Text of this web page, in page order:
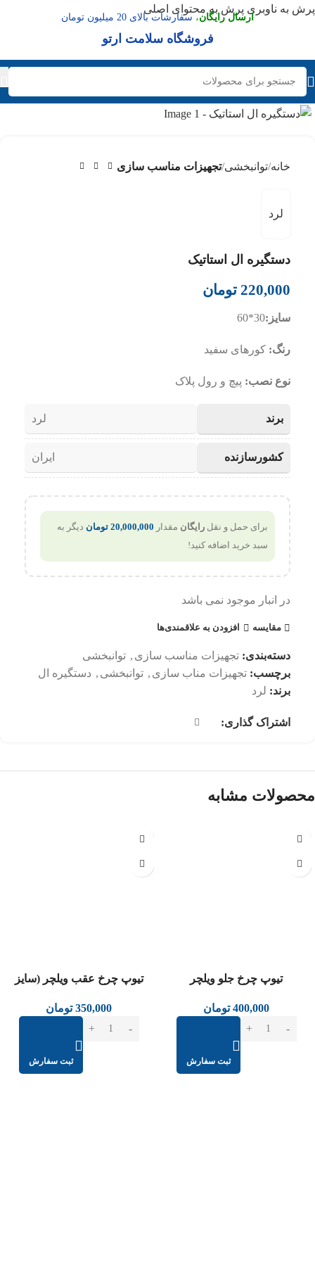
پرش به ناوبری پرش به محتوای اصلی
ارسال رایگان، سفارشات بالای 20 میلیون تومان
فروشگاه سلامت ارتو
عدم موجودی
خانه توانبخشی تجهیزات مناسب سازی
لرد
دستگیره ال استاتیک
220,000 تومان
سایز:30*60
رنگ: کورهای سفید
نوع نصب: پیچ و رول پلاک
برند لرد
کشورسازنده ایران
برای حمل و نقل رایگان مقدار 20,000,000 تومان دیگر به
سبد خرید اضافه کنید!
در انبار موجود نمی باشد
مقایسه افزودن به علاقمندی‌ها
دسته‌بندی: تجهیزات مناسب سازی , توانبخشی
برچسب: تجهیزات مناب سازی , توانبخشی , دستگیره ال
برند: لرد
اشتراک گذاری:
محصولات مشابه
تیوپ چرخ جلو ویلچر
400,000 تومان
ثبت سفارش
تیوپ چرخ عقب ویلچر (سایز
350,000 تومان
ثبت سفارش